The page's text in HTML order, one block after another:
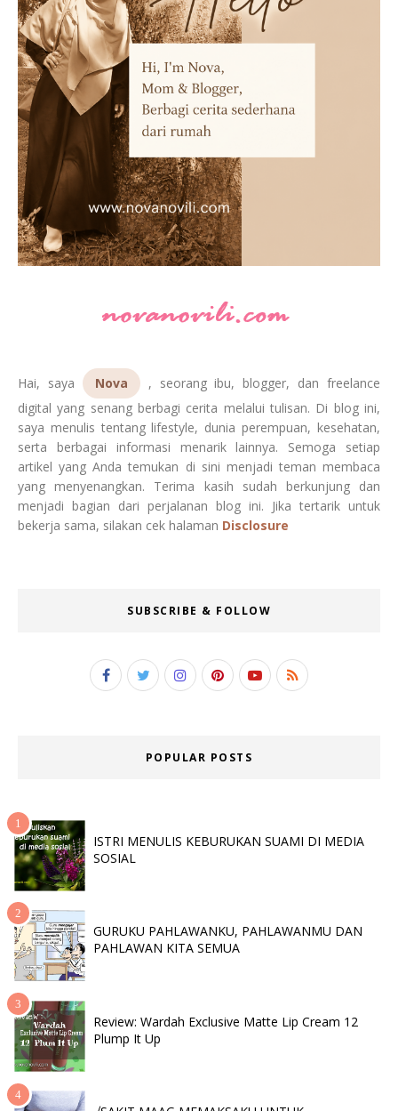
Hai, saya Nova
, seorang ibu, blogger, dan freelance
digital yang senang berbagi cerita melalui tulisan. Di blog ini,
saya menulis tentang lifestyle, dunia perempuan, kesehatan,
serta berbagai informasi menarik lainnya. Semoga setiap
artikel yang Anda temukan di sini menjadi teman membaca
yang menyenangkan. Terima kasih sudah berkunjung dan
menjadi bagian dari perjalanan blog ini. Jika tertarik untuk
bekerja sama, silakan cek halaman Disclosure
SUBSCRIBE & FOLLOW
POPULAR POSTS
ISTRI MENULIS KEBURUKAN SUAMI DI MEDIA
SOSIAL
GURUKU PAHLAWANKU, PAHLAWANMU DAN
PAHLAWAN KITA SEMUA
Review: Wardah Exclusive Matte Lip Cream 12
Plump It Up